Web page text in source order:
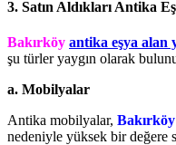
3. Satın Aldıkları Antika
Bakırköy antika eşya alan
şu türler yaygın olarak
a. Mobilyalar
Antika mobilyalar,
nedeniyle yüksek bir değere